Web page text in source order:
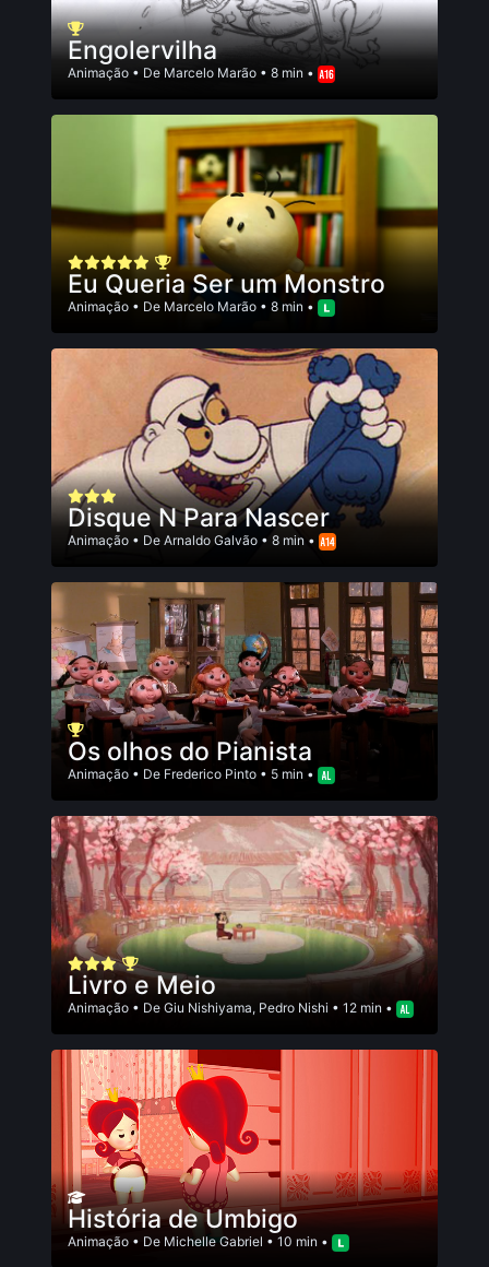
Engolervilha
Animação • De Marcelo Marão • 8 min •
Eu Queria Ser um Monstro
Animação • De Marcelo Marão • 8 min •
Disque N Para Nascer
Animação • De Arnaldo Galvão • 8 min •
Os olhos do Pianista
Animação • De Frederico Pinto • 5 min •
Livro e Meio
Animação • De Giu Nishiyama, Pedro Nishi • 12 min •
História de Umbigo
Animação • De Michelle Gabriel • 10 min •